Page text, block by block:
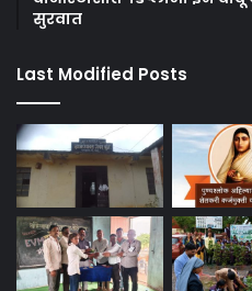
सुरवात
Last Modified Posts